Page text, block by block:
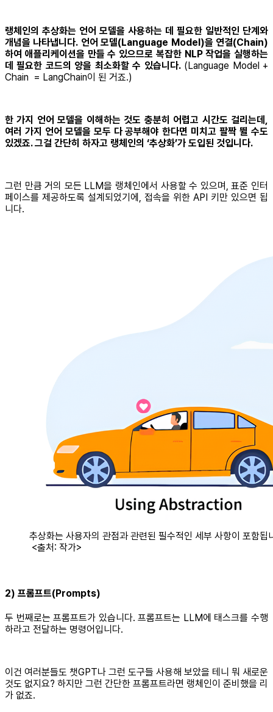
랭체인의 추상화는 언어 모델을 사용하는 데 필요한 일반적인 단계와
개념을 나타냅니다. 언어 모델(Language Model)을 연결(Chain)
하여 애플리케이션을 만들 수 있으므로 복잡한 NLP 작업을 실행하는
데 필요한 코드의 양을 최소화할 수 있습니다.(Language Model +
Chain = LangChain이 된 거죠.)
한 가지 언어 모델을 이해하는 것도 충분히 어렵고 시간도 걸리는데,
여러 가지 언어 모델을 모두 다 공부해야 한다면 미치고 팔짝 뛸 수도
있겠죠. 그걸 간단히 하자고 랭체인의 ‘추상화’가 도입된 것입니다.
그런 만큼 거의 모든 LLM을 랭체인에서 사용할 수 있으며, 표준 인터
페이스를 제공하도록 설계되었기에, 접속을 위한 API 키만 있으면 됩
니다.
추상화는 사용자의 관점과 관련된 필수적인 세부 사항이 포함됩
<출처: 작가>
2) 프롬프트(Prompts)
두 번째로는 프롬프트가 있습니다. 프롬프트는 LLM에 태스크를 수행
하라고 전달하는 명령어입니다.
이건 여러분들도 챗GPT나 그런 도구들 사용해 보았을 테니 뭐 새로운
것도 없지요? 하지만 그런 간단한 프롬프트라면 랭체인이 준비했을 리
가 없죠.